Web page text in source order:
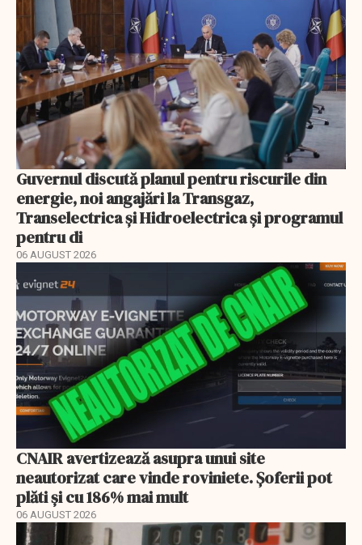
Guvernul discută planul pentru riscurile din
energie, noi angajări la Transgaz,
Transelectrica și Hidroelectrica și programul
pentru di
06 AUGUST 2026
CNAIR avertizează asupra unui site
neautorizat care vinde roviniete. Șoferii pot
plăti și cu 186% mai mult
06 AUGUST 2026